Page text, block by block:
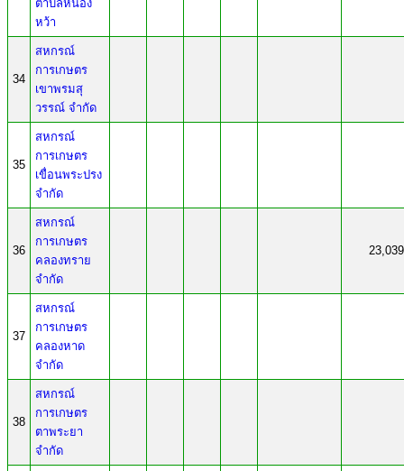
ตำบลหนอง
หว้า
34
สหกรณ์
การเกษตร
เขาพรมสุ
วรรณ์ จำกัด
35
สหกรณ์
การเกษตร
เขื่อนพระปรง
จำกัด
36
สหกรณ์
การเกษตร
คลองทราย
จำกัด
37
สหกรณ์
การเกษตร
คลองหาด
จำกัด
38
สหกรณ์
การเกษตร
ตาพระยา
จำกัด